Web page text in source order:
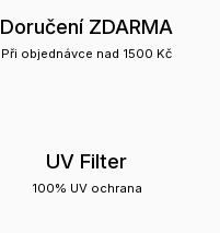
Doručení ZDARMA
Při objednávce nad 1500 Kč
UV Filter
100% UV ochrana